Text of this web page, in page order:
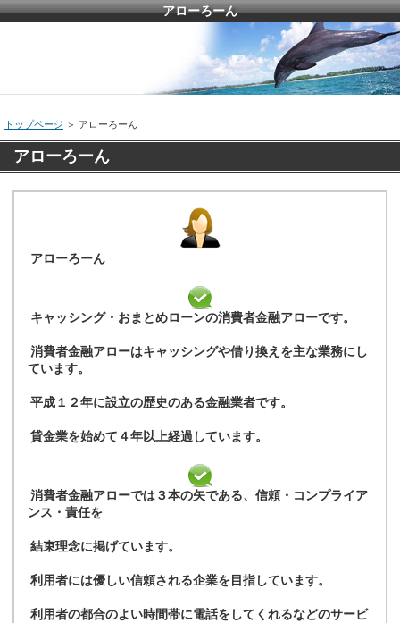
アローろーん
トップページ ＞ アローろーん
アローろーん
アローろーん
キャッシング・おまとめローンの消費者金融アローです。
消費者金融アローはキャッシングや借り換えを主な業務にし
ています。
平成１２年に設立の歴史のある金融業者です。
貸金業を始めて４年以上経過しています。
消費者金融アローでは３本の矢である、信頼・コンプライア
ンス・責任を
結束理念に掲げています。
利用者には優しい信頼される企業を目指しています。
利用者の都合のよい時間帯に電話をしてくれるなどのサービ